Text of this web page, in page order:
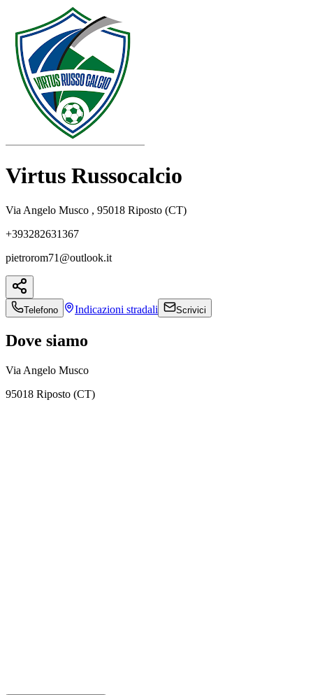
Virtus Russocalcio
Via Angelo Musco , 95018 Riposto (CT)
+393282631367
pietrorom71@outlook.it
Telefono Indicazioni stradali Scrivici
Dove siamo
Via Angelo Musco
95018 Riposto (CT)